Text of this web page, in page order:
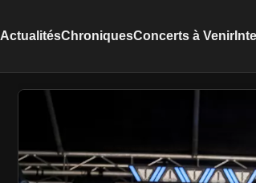
ActualitésChroniquesConcerts à Venir